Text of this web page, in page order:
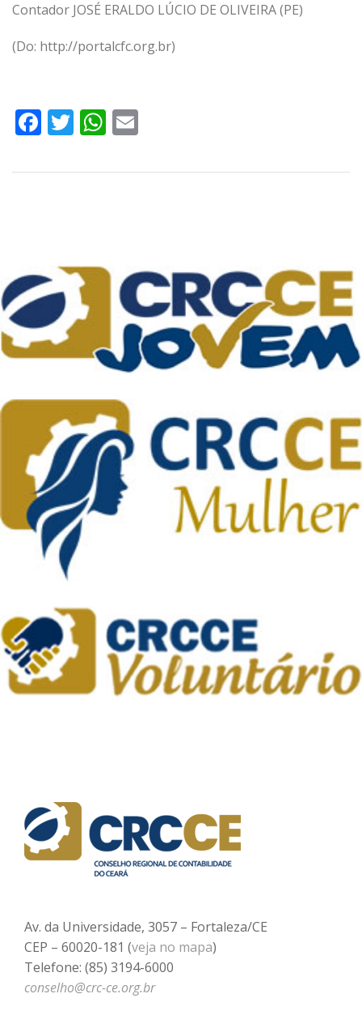
Contador JOSÉ ERALDO LÚCIO DE OLIVEIRA (PE)
(Do: http://portalcfc.org.br)
Facebook
TwitterWhatsApp
Av. da Universidade, 3057 – Fortaleza/CE
CEP – 60020-181 (veja no mapa)
Telefone: (85) 3194-6000
conselho@crc-ce.org.br